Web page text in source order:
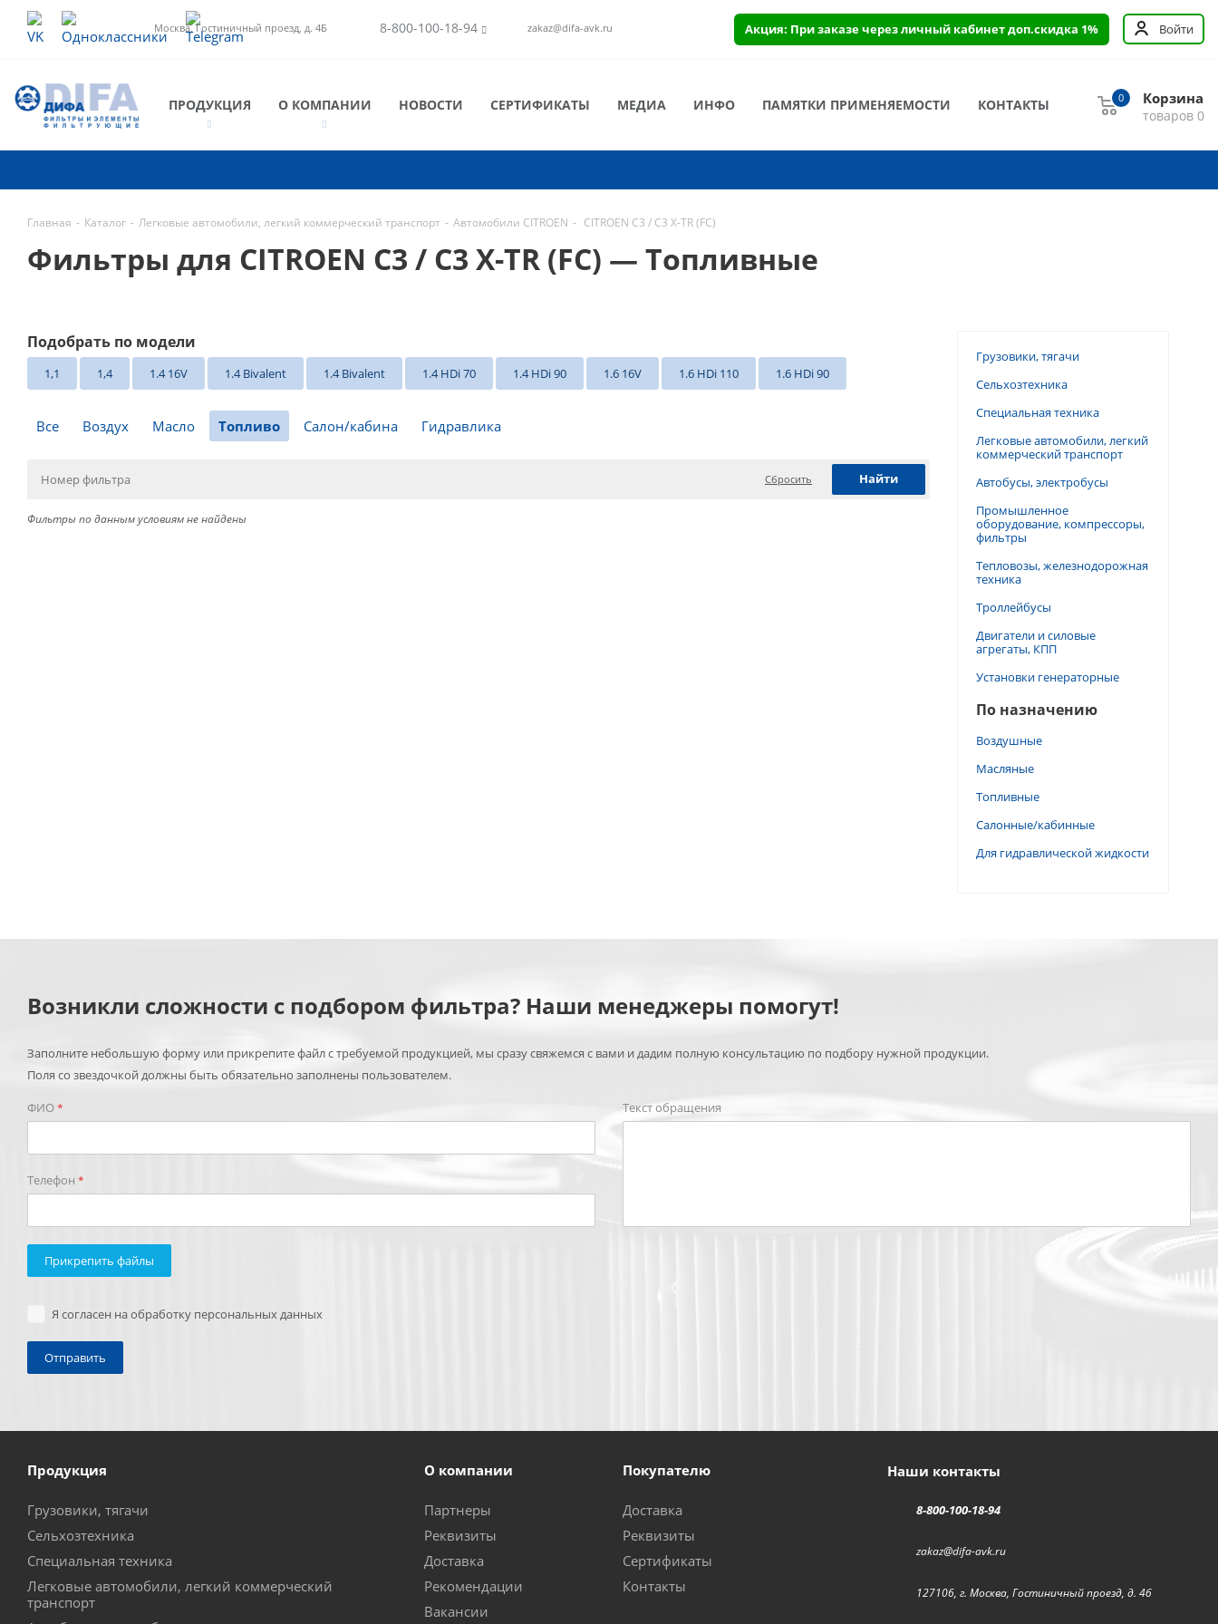
Москва, Гостиничный проезд, д. 4Б 8-800-100-18-94 zakaz@difa-avk.ru Акция: При заказе через личный кабинет доп.скидка 1% Войти
ПРОДУКЦИЯ О КОМПАНИИ НОВОСТИ СЕРТИФИКАТЫ МЕДИА ИНФО ПАМЯТКИ ПРИМЕНЯЕМОСТИ КОНТАКТЫ Корзина
товаров 0
0
Главная - Каталог - Легковые автомобили, легкий коммерческий транспорт - Автомобили CITROEN - CITROEN C3 / C3 X-TR (FC)
Фильтры для CITROEN C3 / C3 X-TR (FC) — Топливные
Подобрать по модели
1,1 1,4 1.4 16V 1.4 Bivalent 1.4 Bivalent 1.4 HDi 70 1.4 HDi 90 1.6 16V 1.6 HDi 110 1.6 HDi 90
Все Воздух Масло Топливо Салон/кабина Гидравлика
Сбросить
Фильтры по данным условиям не найдены
Грузовики, тягачи
Сельхозтехника
Специальная техника
Легковые автомобили, легкий
коммерческий транспорт
Автобусы, электробусы
Промышленное
оборудование, компрессоры,
фильтры
Тепловозы, железнодорожная
техника
Троллейбусы
Двигатели и силовые
агрегаты, КПП
Установки генераторные
По назначению
Воздушные
Масляные
Топливные
Салонные/кабинные
Для гидравлической жидкости
Возникли сложности с подбором фильтра? Наши менеджеры помогут!
Заполните небольшую форму или прикрепите файл с требуемой продукцией, мы сразу свяжемся с вами и дадим полную консультацию по подбору нужной продукции.
Поля со звездочкой должны быть обязательно заполнены пользователем.
ФИО*
Телефон *
Текст обращения
Прикрепить файлы
Я согласен на обработку персональных данных
Продукция
Грузовики, тягачи
Сельхозтехника
Специальная техника
Легковые автомобили, легкий коммерческий
транспорт
О компании
Партнеры
Реквизиты
Доставка
Рекомендации
Вакансии
Покупателю
Доставка
Реквизиты
Сертификаты
Контакты
Наши контакты
8-800-100-18-94
zakaz@difa-avk.ru
127106, г. Москва, Гостиничный проезд, д. 4б